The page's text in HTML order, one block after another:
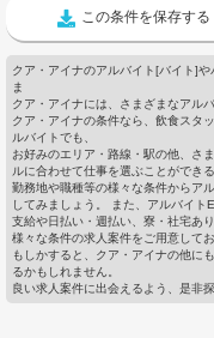
この条件を保存する
クア・アイナのアルバイト[バイト]
ま
クア・アイナには、さまざまなアル
クア・アイナの条件なら、飲食スタ
ルバイトでも、
お好みのエリア・路線・駅の他、さ
ルに合わせて仕事を選ぶことができる
勤務地や職種等の様々な条件からア
してみましょう。 また、アルバイ
支給や日払い・週払い、寮・社宅あ
様々な条件の求人案件をご用意してお
もしかすると、クア・アイナの他に
るかもしれません。
良い求人案件に出会えるよう、是非